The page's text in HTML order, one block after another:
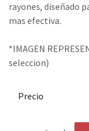
rayones, diseñado
mas efectiva.
*IMAGEN
seleccion)
Precio